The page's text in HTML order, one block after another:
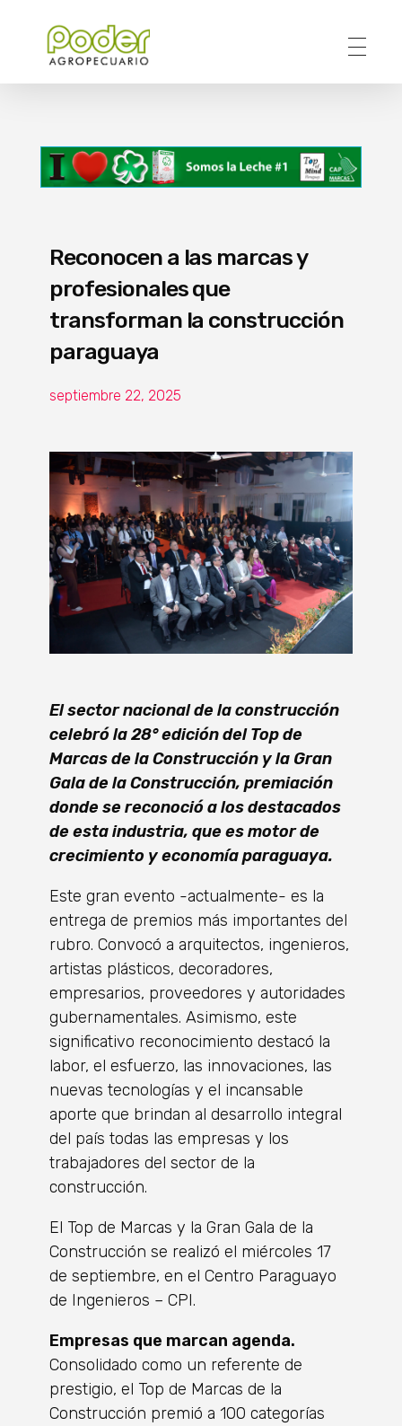
Reconocen a las marcas y
profesionales que
transforman la construcción
paraguaya
septiembre 22, 2025
El sector nacional de la construcción
celebró la 28° edición del Top de
Marcas de la Construcción y la Gran
Gala de la Construcción, premiación
donde se reconoció a los destacados
de esta industria, que es motor de
crecimiento y economía paraguaya.
Este gran evento -actualmente- es la
entrega de premios más importantes del
rubro. Convocó a arquitectos, ingenieros,
artistas plásticos, decoradores,
empresarios, proveedores y autoridades
gubernamentales. Asimismo, este
significativo reconocimiento destacó la
labor, el esfuerzo, las innovaciones, las
nuevas tecnologías y el incansable
aporte que brindan al desarrollo integral
del país todas las empresas y los
trabajadores del sector de la
construcción.
El Top de Marcas y la Gran Gala de la
Construcción se realizó el miércoles 17
de septiembre, en el Centro Paraguayo
de Ingenieros – CPI.
Empresas que marcan agenda.
Consolidado como un referente de
prestigio, el Top de Marcas de la
Construcción premió a 100 categorías